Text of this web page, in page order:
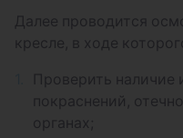
Далее проводится
кресле, в ходе
Проверить
покраснений,
органах;